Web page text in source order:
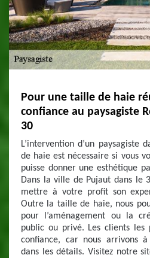
Pour une taille de haie
confiance au paysagiste
30
L’intervention d’un paysagiste
de haie est nécessaire si vous
puisse donner une esthétique
Dans la ville de Pujaut dans le
mettre à votre profit son
Outre la taille de haie, nous
pour l’aménagement ou la
public ou privé. Les clients les
confiance, car nous arrivons
dans les détails. Visitez notre